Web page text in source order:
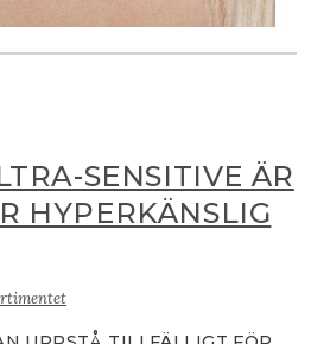
SENSITIVE ÄR
HYPERKÄNSLIG